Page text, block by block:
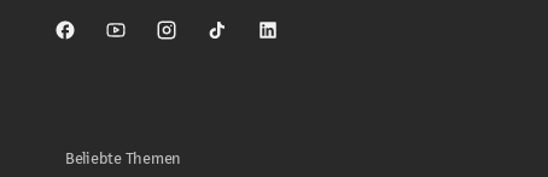
Sparkasse auf Facebook
Sparkasse auf Youtube
Sparkasse auf Instagram
Sparkasse auf TikTok
Sparkasse auf LinkedIn
Beliebte Themen